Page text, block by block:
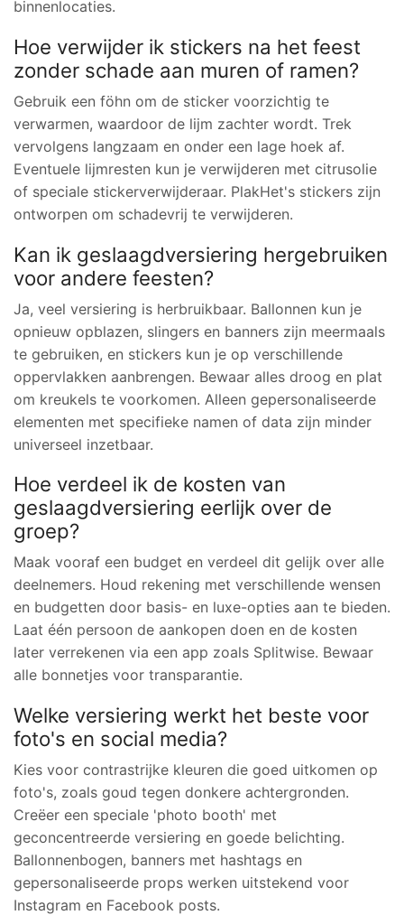
binnenlocaties.
Hoe verwijder ik stickers na het feest
zonder schade aan muren of ramen?
Gebruik een föhn om de sticker voorzichtig te
verwarmen, waardoor de lijm zachter wordt. Trek
vervolgens langzaam en onder een lage hoek af.
Eventuele lijmresten kun je verwijderen met citrusolie
of speciale stickerverwijderaar. PlakHet's stickers zijn
ontworpen om schadevrij te verwijderen.
Kan ik geslaagdversiering hergebruiken
voor andere feesten?
Ja, veel versiering is herbruikbaar. Ballonnen kun je
opnieuw opblazen, slingers en banners zijn meermaals
te gebruiken, en stickers kun je op verschillende
oppervlakken aanbrengen. Bewaar alles droog en plat
om kreukels te voorkomen. Alleen gepersonaliseerde
elementen met specifieke namen of data zijn minder
universeel inzetbaar.
Hoe verdeel ik de kosten van
geslaagdversiering eerlijk over de
groep?
Maak vooraf een budget en verdeel dit gelijk over alle
deelnemers. Houd rekening met verschillende wensen
en budgetten door basis- en luxe-opties aan te bieden.
Laat één persoon de aankopen doen en de kosten
later verrekenen via een app zoals Splitwise. Bewaar
alle bonnetjes voor transparantie.
Welke versiering werkt het beste voor
foto's en social media?
Kies voor contrastrijke kleuren die goed uitkomen op
foto's, zoals goud tegen donkere achtergronden.
Creëer een speciale 'photo booth' met
geconcentreerde versiering en goede belichting.
Ballonnenbogen, banners met hashtags en
gepersonaliseerde props werken uitstekend voor
Instagram en Facebook posts.